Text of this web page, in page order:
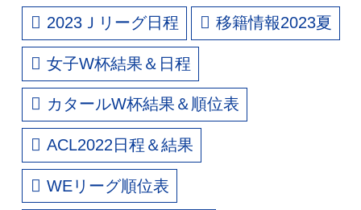
2023Ｊリーグ日程 移籍情報2023夏
女子W杯結果＆日程
カタールW杯結果＆順位表
ACL2022日程＆結果
WEリーグ順位表